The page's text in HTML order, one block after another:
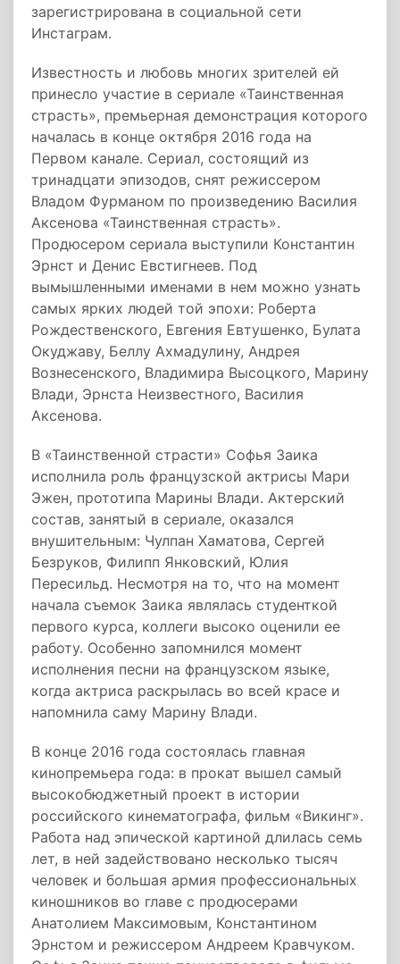
зарегистрирована в социальной сети
Инстаграм.
Известность и любовь многих зрителей ей
принесло участие в сериале «Таинственная
страсть», премьерная демонстрация которого
началась в конце октября 2016 года на
Первом канале. Сериал, состоящий из
тринадцати эпизодов, снят режиссером
Владом Фурманом по произведению Василия
Аксенова «Таинственная страсть».
Продюсером сериала выступили Константин
Эрнст и Денис Евстигнеев. Под
вымышленными именами в нем можно узнать
самых ярких людей той эпохи: Роберта
Рождественского, Евгения Евтушенко, Булата
Окуджаву, Беллу Ахмадулину, Андрея
Вознесенского, Владимира Высоцкого, Марину
Влади, Эрнста Неизвестного, Василия
Аксенова.
В «Таинственной страсти» Софья Заика
исполнила роль французской актрисы Мари
Эжен, прототипа Марины Влади. Актерский
состав, занятый в сериале, оказался
внушительным: Чулпан Хаматова, Сергей
Безруков, Филипп Янковский, Юлия
Пересильд. Несмотря на то, что на момент
начала съемок Заика являлась студенткой
первого курса, коллеги высоко оценили ее
работу. Особенно запомнился момент
исполнения песни на французском языке,
когда актриса раскрылась во всей красе и
напомнила саму Марину Влади.
В конце 2016 года состоялась главная
кинопремьера года: в прокат вышел самый
высокобюджетный проект в истории
российского кинематографа, фильм «Викинг».
Работа над эпической картиной длилась семь
лет, в ней задействовано несколько тысяч
человек и большая армия профессиональных
киношников во главе с продюсерами
Анатолием Максимовым, Константином
Эрнстом и режиссером Андреем Кравчуком.